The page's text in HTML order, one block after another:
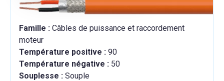
Famille : Câbles de puissance et raccordement
moteur
Température positive : 90
Température négative : 50
Souplesse : Souple